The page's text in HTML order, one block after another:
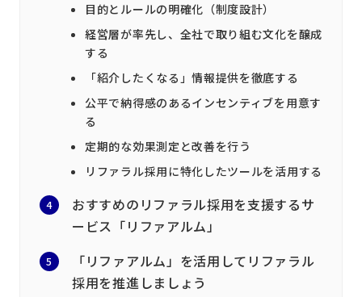
目的とルールの明確化（制度設計）
経営層が率先し、全社で取り組む文化を醸成
する
「紹介したくなる」情報提供を徹底する
公平で納得感のあるインセンティブを用意す
る
定期的な効果測定と改善を行う
リファラル採用に特化したツールを活用する
おすすめのリファラル採用を支援するサ
ービス「リファアルム」
「リファアルム」を活用してリファラル
採用を推進しましょう